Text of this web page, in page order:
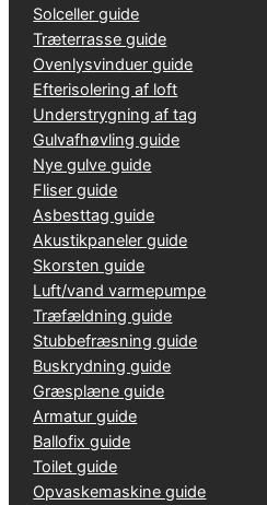
Solceller guide
Træterrasse guide
Ovenlysvinduer guide
Efterisolering af loft
Understrygning af tag
Gulvafhøvling guide
Nye gulve guide
Fliser guide
Asbesttag guide
Akustikpaneler guide
Skorsten guide
Luft/vand varmepumpe
Træfældning guide
Stubbefræsning guide
Buskrydning guide
Græsplæne guide
Armatur guide
Ballofix guide
Toilet guide
Opvaskemaskine guide